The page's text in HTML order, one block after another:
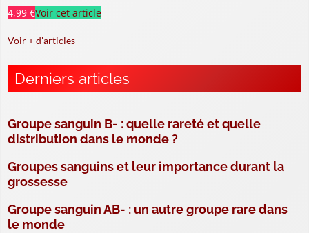
4,99 €Voir cet article
Voir + d'articles
Derniers articles
Groupe sanguin B- : quelle rareté et quelle
distribution dans le monde ?
Groupes sanguins et leur importance durant la
grossesse
Groupe sanguin AB- : un autre groupe rare dans
le monde